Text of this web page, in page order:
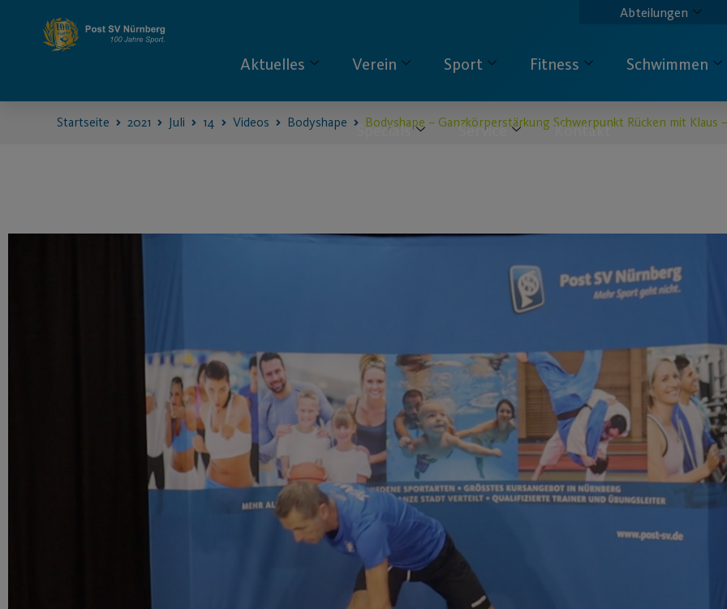
Abteilungen
Aktuelles Verein Sport Fitness Schwimmen
Specials Service Kontakt
Startseite 2021 Juli 14 Videos Bodyshape Bodyshape – Ganzkörperstärkung Schwerpunkt Rücken mit Klaus